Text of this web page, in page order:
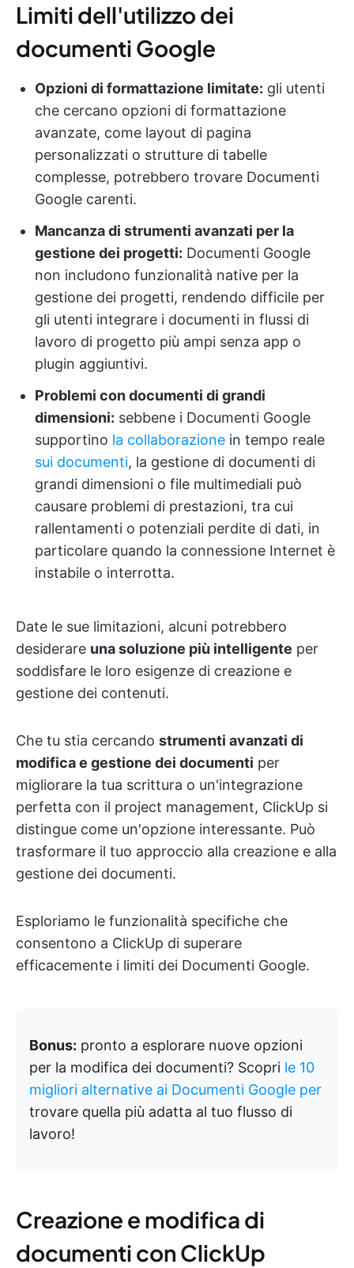
Limiti dell'utilizzo dei
documenti Google
Opzioni di formattazione limitate: gli utenti
che cercano opzioni di formattazione
avanzate, come layout di pagina
personalizzati o strutture di tabelle
complesse, potrebbero trovare Documenti
Google carenti.
Mancanza di strumenti avanzati per la
gestione dei progetti: Documenti Google
non includono funzionalità native per la
gestione dei progetti, rendendo difficile per
gli utenti integrare i documenti in flussi di
lavoro di progetto più ampi senza app o
plugin aggiuntivi.
Problemi con documenti di grandi
dimensioni: sebbene i Documenti Google
supportino la collaborazione in tempo reale
sui documenti, la gestione di documenti di
grandi dimensioni o file multimediali può
causare problemi di prestazioni, tra cui
rallentamenti o potenziali perdite di dati, in
particolare quando la connessione Internet è
instabile o interrotta.
Date le sue limitazioni, alcuni potrebbero
desiderare una soluzione più intelligente per
soddisfare le loro esigenze di creazione e
gestione dei contenuti.
Che tu stia cercando strumenti avanzati di
modifica e gestione dei documenti per
migliorare la tua scrittura o un'integrazione
perfetta con il project management, ClickUp si
distingue come un'opzione interessante. Può
trasformare il tuo approccio alla creazione e alla
gestione dei documenti.
Esploriamo le funzionalità specifiche che
consentono a ClickUp di superare
efficacemente i limiti dei Documenti Google.
Bonus: pronto a esplorare nuove opzioni
per la modifica dei documenti? Scopri le 10
migliori alternative ai Documenti Google per
trovare quella più adatta al tuo flusso di
lavoro!
Creazione e modifica di
documenti con ClickUp